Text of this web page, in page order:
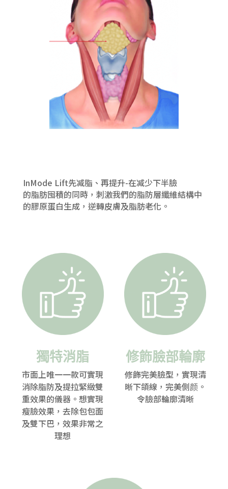
InMode Lift先减脂、再提升-在减少下半臉
的脂肪囤積的同時，刺激我們的脂防層纖維結構中
的膠原蛋白生成，逆轉皮膚及脂肪老化。
獨特消脂
市面上唯一一款可實現
消除脂防及提拉緊緻雙
重效果的儀器。想實現
瘦臉效果，去除包包面
及雙下巴，效果非常之
理想
修飾臉部輪廓
修飾完美臉型，實現清
晰下頜線，完美側颜。
令臉部輪廓清晰